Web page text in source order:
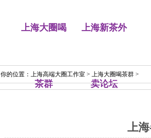
上海大圈喝
茶群
上海新茶外
卖论坛
你的位置： 上海高端大圈工作室 > 上海大圈喝茶群 >
上